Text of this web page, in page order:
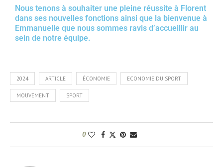
Nous tenons à souhaiter une pleine réussite à Florent
dans ses nouvelles fonctions ainsi que la bienvenue à
Emmanuelle que nous sommes ravis d’accueillir au
sein de notre équipe.
2024 ARTICLE ÉCONOMIE ECONOMIE DU SPORT
MOUVEMENT SPORT
0